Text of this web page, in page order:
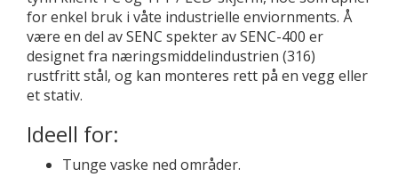
for enkel bruk i våte industrielle enviornments. Å
være en del av SENC spekter av SENC-400 er
designet fra næringsmiddelindustrien (316)
rustfritt stål, og kan monteres rett på en vegg eller
et stativ.
Ideell for:
Tunge vaske ned områder.